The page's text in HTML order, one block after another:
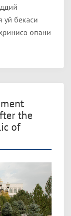
уй бекаси
опани
the
of